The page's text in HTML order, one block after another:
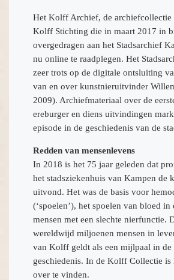
Het Kolff Archief, de archiefcollectie
Kolff Stichting die in maart 2017 in
overgedragen aan het Stadsarchief
nu online te raadplegen. Het
zeer trots op de digitale ontsluiting
van en over kunstnieruitvinder
2009). Archiefmateriaal over de
ereburger en diens uitvindingen
episode in de geschiedenis van de
Redden van mensenlevens
In 2018 is het 75 jaar geleden dat
het stadsziekenhuis van Kampen de
uitvond. Het was de basis voor
(‘spoelen’), het spoelen van bloed
mensen met een slechte nierfunctie.
wereldwijd miljoenen mensen in
van Kolff geldt als een mijlpaal in de
geschiedenis. In de Kolff Collectie is
over te vinden.